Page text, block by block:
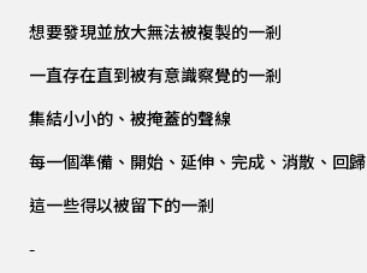
想要發現並放大無法被複製的一剎
一直存在直到被有意識察覺的一剎
集結小小的、被掩蓋的聲線
每一個準備、開始、延伸、完成、消散、回歸
這一些得以被留下的一剎
-